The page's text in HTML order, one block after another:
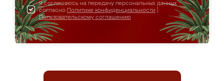
Я соглашаюсь на передачу персональных данных
согласно Политике конфиденциальности
Пользовательскому соглашению